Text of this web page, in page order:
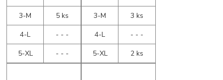
3-M
5 ks
4-L
- - -
5-XL
- - -
3-M
3 ks
4-L
- - -
5-XL
2 ks